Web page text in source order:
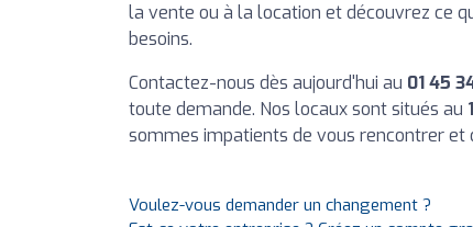
la vente ou à la location et découvrez ce
besoins.
Contactez-nous dès aujourd'hui au 01 45
toute demande. Nos locaux sont situés au
sommes impatients de vous rencontrer
Voulez-vous demander un changement ?